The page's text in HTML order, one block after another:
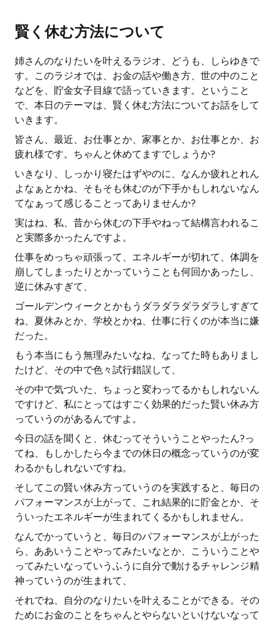
賢く休む方法について
姉さんのなりたいを叶えるラジオ、どうも、しらゆきで
す。このラジオでは、お金の話や働き方、世の中のこと
などを、貯金女子目線で語っていきます。ということ
で、本日のテーマは、賢く休む方法についてお話をして
いきます。
皆さん、最近、お仕事とか、家事とか、お仕事とか、お
疲れ様です。ちゃんと休めてますでしょうか?
いきなり、しっかり寝たはずやのに、なんか疲れとれん
よなぁとかね、そもそも休むのが下手かもしれないなん
てなぁって感じることってありませんか?
実はね、私、昔から休むの下手やねって結構言われるこ
と実際多かったんですよ。
仕事をめっちゃ頑張って、エネルギーが切れて、体調を
崩してしまったりとかっていうことも何回かあったし、
逆に休みすぎて、
ゴールデンウィークとかもうダラダラダラダラしすぎて
ね、夏休みとか、学校とかね、仕事に行くのが本当に嫌
だった。
もう本当にもう無理みたいなね、なってた時もありまし
たけど、その中で色々試行錯誤して、
その中で気づいた、ちょっと変わってるかもしれないん
ですけど、私にとってはすごく効果的だった賢い休み方
っていうのがあるんですよ。
今日の話を聞くと、休むってそういうことやったん?っ
てね、もしかしたら今までの休日の概念っていうのが変
わるかもしれないですね。
そしてこの賢い休み方っていうのを実践すると、毎日の
パフォーマンスが上がって、これ結果的に貯金とか、そ
ういったエネルギーが生まれてくるかもしれません。
なんでかっていうと、毎日のパフォーマンスが上がった
ら、ああいうことやってみたいなとか、こういうことや
ってみたいなっていうふうに自分で動けるチャレンジ精
神っていうのが生まれて、
それでね、自分のなりたいを叶えることができる。その
ためにお金のことをちゃんとやらないといけないなって